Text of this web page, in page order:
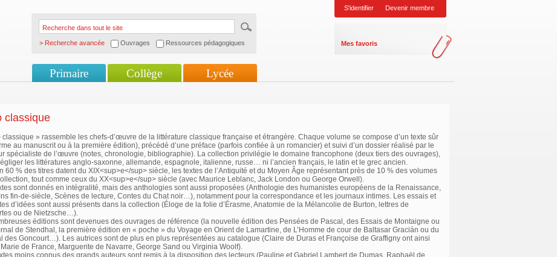
> Recherche avancée Ouvrages Ressources pédagogiques
S'identifier Devenir membre
Mes favoris
Primaire Collège Lycée
classique
classique » rassemble les chefs-d’œuvre de la littérature classique française et étrangère. Chaque volume se compose d’un texte sûr
au manuscrit ou à la première édition), précédé d’une préface (parfois confiée à un romancier) et suivi d’un dossier réalisé par le
spécialiste de l’œuvre (notes, chronologie, bibliographie). La collection privilégie le domaine francophone (deux tiers des ouvrages),
les littératures anglo-saxonne, allemande, espagnole, italienne, russe… ni l’ancien français, le latin et le grec ancien.
60 % des titres datent du XIX<sup>e</sup> siècle, les textes de l’Antiquité et du Moyen Âge représentant près de 10 % des volumes
tout comme ceux du XX<sup>e</sup> siècle (avec Maurice Leblanc, Jack London ou George Orwell).
sont donnés en intégralité, mais des anthologies sont aussi proposées (Anthologie des humanistes européens de la Renaissance,
fin-de-siècle, Scènes de lecture, Contes du Chat noir…), notamment pour la correspondance et les journaux intimes. Les essais et
d’idées sont aussi présents dans la collection (Éloge de la folie d’Érasme, Anatomie de la Mélancolie de Burton, lettres de
ou de Nietzsche…).
éditions sont devenues des ouvrages de référence (la nouvelle édition des Pensées de Pascal, des Essais de Montaigne ou
de Stendhal, la première édition en « poche » du Voyage en Orient de Lamartine, de L’Homme de cour de Baltasar Gracián ou du
des Goncourt…). Les autrices sont de plus en plus représentées au catalogue (Claire de Duras et Françoise de Graffigny ont ainsi
de France, Marguerite de Navarre, George Sand ou Virginia Woolf).
moins connus des grands auteurs sont remis à la disposition des lecteurs (Pauline et Gabriel Lambert de Dumas, Raphaël de